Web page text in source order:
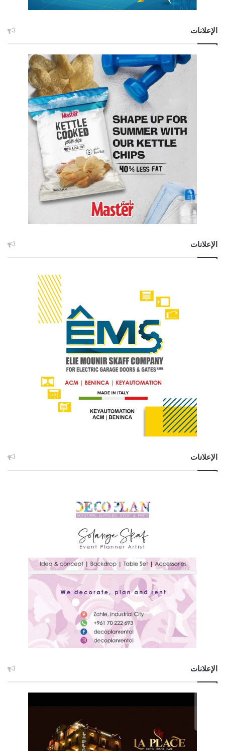
الإعلانات
الإعلانات
الإعلانات
الإعلانات